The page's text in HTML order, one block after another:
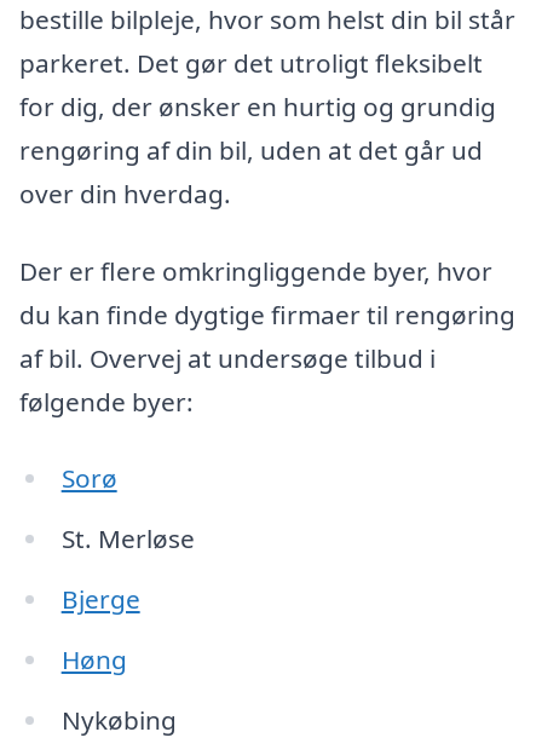
bestille bilpleje, hvor som helst din bil står
parkeret. Det gør det utroligt fleksibelt
for dig, der ønsker en hurtig og grundig
rengøring af din bil, uden at det går ud
over din hverdag.
Der er flere omkringliggende byer, hvor
du kan finde dygtige firmaer til rengøring
af bil. Overvej at undersøge tilbud i
følgende byer:
Sorø
St. Merløse
Bjerge
Høng
Nykøbing